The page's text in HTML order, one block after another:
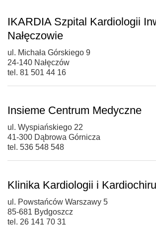
IKARDIA Szpital Kardiologii
Nałęczowie
ul. Michała Górskiego 9
24-140 Nałęczów
tel. 81 501 44 16
Insieme Centrum Medyczne
ul. Wyspiańskiego 22
41-300 Dąbrowa Górnicza
tel. 536 548 548
Klinika Kardiologii i
ul. Powstańców Warszawy 5
85-681 Bydgoszcz
tel. 26 141 70 31